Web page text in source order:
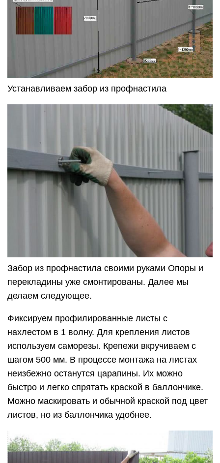
Устанавливаем забор из профнастила
Забор из профнастила своими руками Опоры и
перекладины уже смонтированы. Далее мы
делаем следующее.
Фиксируем профилированные листы с
нахлестом в 1 волну. Для крепления листов
используем саморезы. Крепежи вкручиваем с
шагом 500 мм. В процессе монтажа на листах
неизбежно останутся царапины. Их можно
быстро и легко спрятать краской в баллончике.
Можно маскировать и обычной краской под цвет
листов, но из баллончика удобнее.